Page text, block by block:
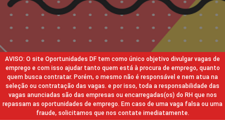
AVISO: O site Oportunidades DF tem como único objetivo divulgar vagas de
emprego e com isso ajudar tanto quem está à procura de emprego, quanto
quem busca contratar. Porém, o mesmo não é responsável e nem atua na
seleção ou contratação das vagas. e por isso, toda a responsabilidade das
vagas anunciadas são das empresas ou encarregadas(os) do RH que nos
repassam as oportunidades de emprego. Em caso de uma vaga falsa ou uma
fraude, solicitamos que nos contate imediatamente.